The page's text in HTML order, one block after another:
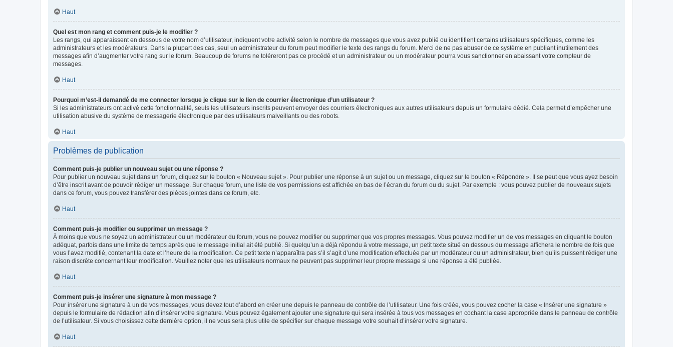
Haut
Quel est mon rang et comment puis-je le modifier ?
Les rangs, qui apparaissent en dessous de votre nom d’utilisateur, indiquent votre activité selon le nombre de messages que vous avez publié ou identifient certains utilisateurs spécifiques, comme les
administrateurs et les modérateurs. Dans la plupart des cas, seul un administrateur du forum peut modifier le texte des rangs du forum. Merci de ne pas abuser de ce système en publiant inutilement des
messages afin d’augmenter votre rang sur le forum. Beaucoup de forums ne toléreront pas ce procédé et un administrateur ou un modérateur pourra vous sanctionner en abaissant votre compteur de
messages.
Haut
Pourquoi m’est-il demandé de me connecter lorsque je clique sur le lien de courrier électronique d’un utilisateur ?
Si les administrateurs ont activé cette fonctionnalité, seuls les utilisateurs inscrits peuvent envoyer des courriers électroniques aux autres utilisateurs depuis un formulaire dédié. Cela permet d’empêcher une
utilisation abusive du système de messagerie électronique par des utilisateurs malveillants ou des robots.
Haut
Problèmes de publication
Comment puis-je publier un nouveau sujet ou une réponse ?
Pour publier un nouveau sujet dans un forum, cliquez sur le bouton « Nouveau sujet ». Pour publier une réponse à un sujet ou un message, cliquez sur le bouton « Répondre ». Il se peut que vous ayez besoin
d’être inscrit avant de pouvoir rédiger un message. Sur chaque forum, une liste de vos permissions est affichée en bas de l’écran du forum ou du sujet. Par exemple : vous pouvez publier de nouveaux sujets
dans ce forum, vous pouvez transférer des pièces jointes dans ce forum, etc.
Haut
Comment puis-je modifier ou supprimer un message ?
À moins que vous ne soyez un administrateur ou un modérateur du forum, vous ne pouvez modifier ou supprimer que vos propres messages. Vous pouvez modifier un de vos messages en cliquant le bouton
adéquat, parfois dans une limite de temps après que le message initial ait été publié. Si quelqu’un a déjà répondu à votre message, un petit texte situé en dessous du message affichera le nombre de fois que
vous l’avez modifié, contenant la date et l’heure de la modification. Ce petit texte n’apparaîtra pas s’il s’agit d’une modification effectuée par un modérateur ou un administrateur, bien qu’ils puissent rédiger une
raison discrète concernant leur modification. Veuillez noter que les utilisateurs normaux ne peuvent pas supprimer leur propre message si une réponse a été publiée.
Haut
Comment puis-je insérer une signature à mon message ?
Pour insérer une signature à un de vos messages, vous devez tout d’abord en créer une depuis le panneau de contrôle de l’utilisateur. Une fois créée, vous pouvez cocher la case « Insérer une signature »
depuis le formulaire de rédaction afin d’insérer votre signature. Vous pouvez également ajouter une signature qui sera insérée à tous vos messages en cochant la case appropriée dans le panneau de contrôle
de l’utilisateur. Si vous choisissez cette dernière option, il ne vous sera plus utile de spécifier sur chaque message votre souhait d’insérer votre signature.
Haut